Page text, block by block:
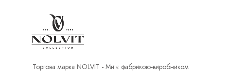
Торгова марка NOLVIT - Ми є фабрикою-виробником